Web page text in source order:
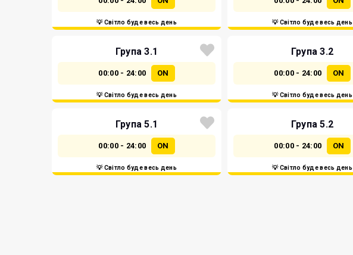
💡 Світло буде весь день 💡 Світло буде весь день
Група 3.1
00:00 - 24:00 ON
💡 Світло буде весь день
Група 3.2
00:00 - 24:00 ON
💡 Світло буде весь день
Група 5.1
00:00 - 24:00 ON
💡 Світло буде весь день
Група 5.2
00:00 - 24:00 ON
💡 Світло буде весь день